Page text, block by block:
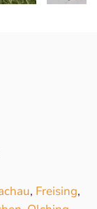
, Freising,